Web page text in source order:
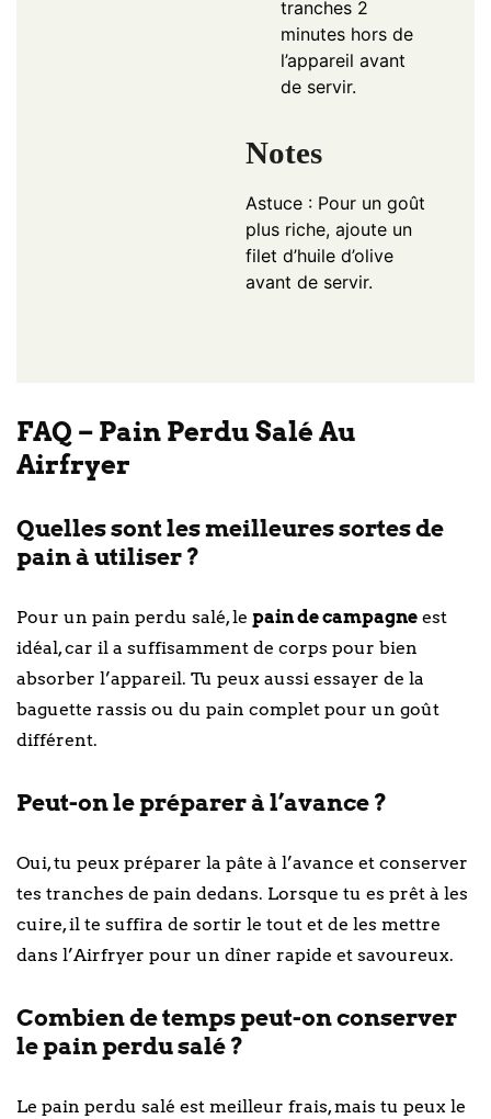
tranches 2
minutes hors de
l’appareil avant
de servir.
Notes
Astuce : Pour un goût
plus riche, ajoute un
filet d’huile d’olive
avant de servir.
FAQ – Pain Perdu Salé Au
Airfryer
Quelles sont les meilleures sortes de
pain à utiliser ?
Pour un pain perdu salé, le pain de campagne est
idéal, car il a suffisamment de corps pour bien
absorber l’appareil. Tu peux aussi essayer de la
baguette rassis ou du pain complet pour un goût
différent.
Peut-on le préparer à l’avance ?
Oui, tu peux préparer la pâte à l’avance et conserver
tes tranches de pain dedans. Lorsque tu es prêt à les
cuire, il te suffira de sortir le tout et de les mettre
dans l’Airfryer pour un dîner rapide et savoureux.
Combien de temps peut-on conserver
le pain perdu salé ?
Le pain perdu salé est meilleur frais, mais tu peux le